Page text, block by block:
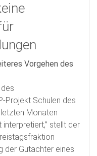
Vorgehen des
Projekt Schulen des
Monaten
stellt der
der Gutachter eines